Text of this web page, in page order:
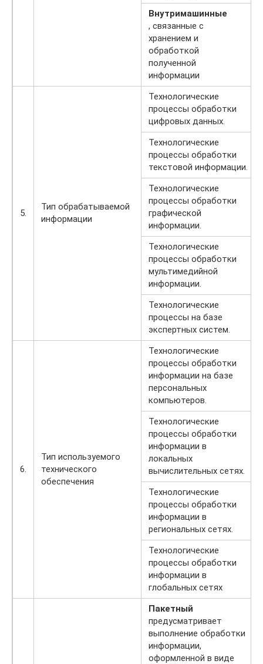
Внутримашинные
, связанные с
хранением и
обработкой
полученной
информации
5.
Тип обрабатываемой
информации
Технологические
процессы обработки
цифровых данных.
Технологические
процессы обработки
текстовой информации.
Технологические
процессы обработки
графической
информации.
Технологические
процессы обработки
мультимедийной
информации.
Технологические
процессы на базе
экспертных систем.
6.
Тип используемого
технического
обеспечения
Технологические
процессы обработки
информации на базе
персональных
компьютеров.
Технологические
процессы обработки
информации в
локальных
вычислительных сетях.
Технологические
процессы обработки
информации в
региональных сетях.
Технологические
процессы обработки
информации в
глобальных сетях
Пакетный
предусматривает
выполнение обработки
информации,
оформленной в виде